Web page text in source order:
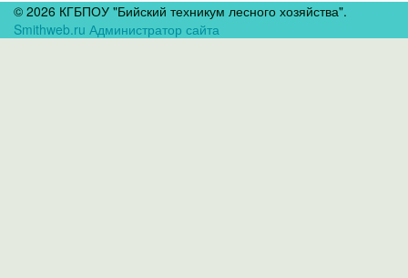
© 2026 КГБПОУ "Бийский техникум лесного хозяйства".
Smithweb.ru Администратор сайта